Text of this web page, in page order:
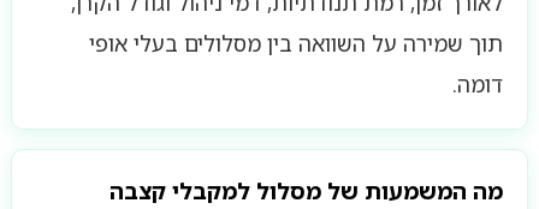
תוך שמירה על השוואה בין מסלולים בעלי אופי
דומה.
מה המשמעות של מסלול למקבלי קצבה